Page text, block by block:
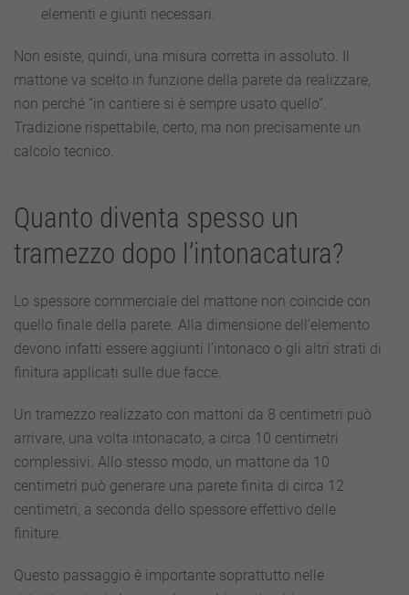
elementi e giunti necessari.
Non esiste, quindi, una misura corretta in assoluto. Il
mattone va scelto in funzione della parete da realizzare,
non perché “in cantiere si è sempre usato quello”.
Tradizione rispettabile, certo, ma non precisamente un
calcolo tecnico.
Quanto diventa spesso un
tramezzo dopo l’intonacatura?
Lo spessore commerciale del mattone non coincide con
quello finale della parete. Alla dimensione dell’elemento
devono infatti essere aggiunti l’intonaco o gli altri strati di
finitura applicati sulle due facce.
Un tramezzo realizzato con mattoni da 8 centimetri può
arrivare, una volta intonacato, a circa 10 centimetri
complessivi. Allo stesso modo, un mattone da 10
centimetri può generare una parete finita di circa 12
centimetri, a seconda dello spessore effettivo delle
finiture.
Questo passaggio è importante soprattutto nelle